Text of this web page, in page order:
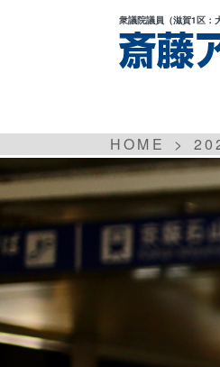
衆議院議員 （滋賀1区：
HOME